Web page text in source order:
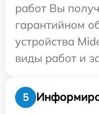
работ Вы
гарантийном
устройства
виды работ и
5